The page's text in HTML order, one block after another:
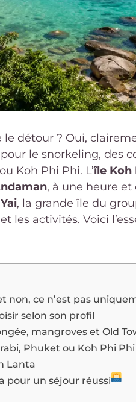
le détour ? Oui,
le snorkeling, des
Koh Phi Phi. L’île Koh
, à une heure et
, la grande île du
les activités. Voici
ce n’est pas
selon son profil
mangroves et Old
Phuket ou Koh Phi Phi
Lanta
pour un séjour réussi